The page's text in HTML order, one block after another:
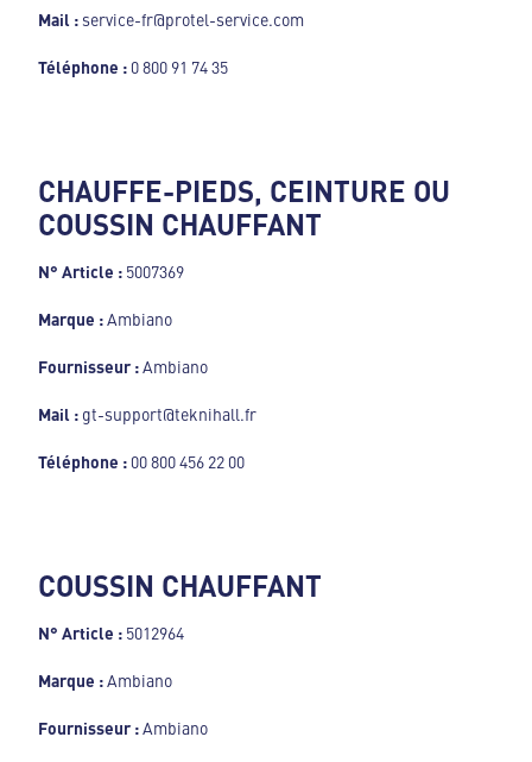
Mail : service-fr@protel-service.com
Téléphone : 0 800 91 74 35
CHAUFFE-PIEDS, CEINTURE OU
COUSSIN CHAUFFANT
N° Article : 5007369
Marque :Ambiano
Fournisseur :Ambiano
Mail : gt-support@teknihall.fr
Téléphone : 00 800 456 22 00
COUSSIN CHAUFFANT
N° Article : 5012964
Marque :Ambiano
Fournisseur :Ambiano